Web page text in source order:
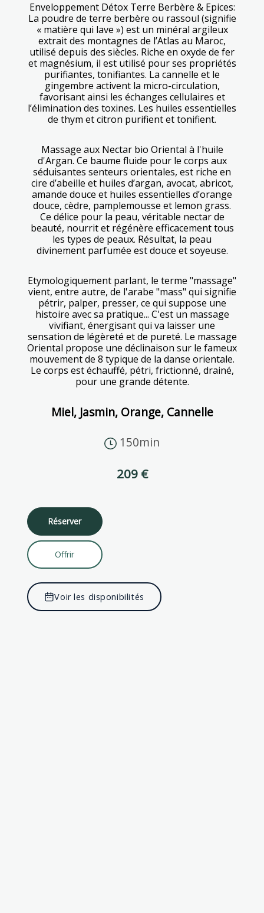
Enveloppement Détox Terre Berbère & Epices:
La poudre de terre berbère ou rassoul (signifie
« matière qui lave ») est un minéral argileux
extrait des montagnes de l’Atlas au Maroc,
utilisé depuis des siècles. Riche en oxyde de fer
et magnésium, il est utilisé pour ses propriétés
purifiantes, tonifiantes. La cannelle et le
gingembre activent la micro-circulation,
favorisant ainsi les échanges cellulaires et
l’élimination des toxines. Les huiles essentielles
de thym et citron purifient et tonifient.
Massage aux Nectar bio Oriental à l'huile
d'Argan. Ce baume fluide pour le corps aux
séduisantes senteurs orientales, est riche en
cire d’abeille et huiles d’argan, avocat, abricot,
amande douce et huiles essentielles d’orange
douce, cèdre, pamplemousse et lemon grass.
Ce délice pour la peau, véritable nectar de
beauté, nourrit et régénère efficacement tous
les types de peaux. Résultat, la peau
divinement parfumée est douce et soyeuse.
Etymologiquement parlant, le terme "massage"
vient, entre autre, de l'arabe "mass" qui signifie
pétrir, palper, presser, ce qui suppose une
histoire avec sa pratique... C'est un massage
vivifiant, énergisant qui va laisser une
sensation de légèreté et de pureté. Le massage
Oriental propose une déclinaison sur le fameux
mouvement de 8 typique de la danse orientale.
Le corps est échauffé, pétri, frictionné, drainé,
pour une grande détente.
Miel, Jasmin, Orange, Cannelle
150min
209 €
Réserver
Offrir
Voir les disponibilités